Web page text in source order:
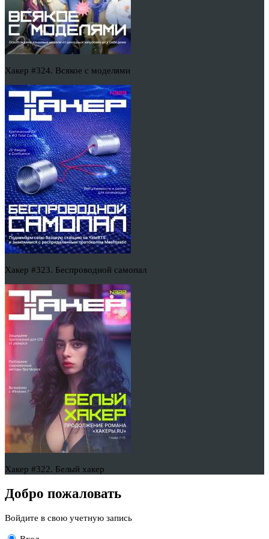
Хакер #324. Всякое с моделями
Хакер #323. Беспроводной самопал
Хакер #322. Белый хакер
Добро пожаловать
Войдите в свою учетную запись